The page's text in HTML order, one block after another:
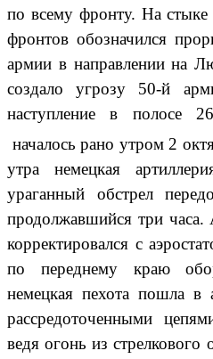
по всему фронту. На стыке
фронтов обозначился
армии в направлении на
создало угрозу 50-й
наступление в полосе
началось рано утром 2
утра немецкая
ураганный обстрел
продолжавшийся три часа.
корректировался с
по переднему краю
немецкая пехота пошла в
рассредоточенными
ведя огонь из